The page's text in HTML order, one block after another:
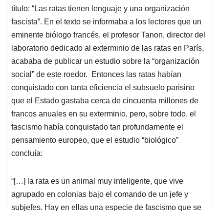
p
k
n
título: “Las ratas tienen lenguaje y una organización
fascista”. En el texto se informaba a los lectores que un
eminente biólogo francés, el profesor Tanon, director del
laboratorio dedicado al exterminio de las ratas en París,
acababa de publicar un estudio sobre la “organización
social” de este roedor. Entonces las ratas habían
conquistado con tanta eficiencia el subsuelo parisino
que el Estado gastaba cerca de cincuenta millones de
francos anuales en su exterminio, pero, sobre todo, el
fascismo había conquistado tan profundamente el
pensamiento europeo, que el estudio “biológico”
concluía:
“[…] la rata es un animal muy inteligente, que vive
agrupado en colonias bajo el comando de un jefe y
subjefes. Hay en ellas una especie de fascismo que se